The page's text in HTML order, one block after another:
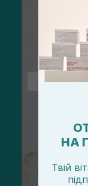
НА
Твій